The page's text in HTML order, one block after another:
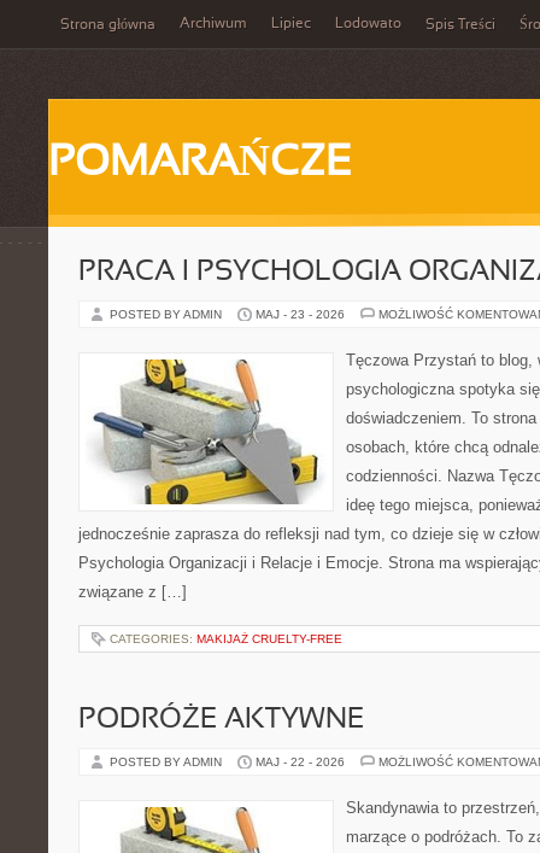
Strona główna Archiwum Lipiec Lodowato Spis Treści
POMARAŃCZE
PRACA I PSYCHOLOGIA
POSTED BY ADMIN MAJ - 23 - 2026 MOŻLIWOŚĆ
Tęczowa Przystań to blog,
psychologiczna spotyka
doświadczeniem. To
osobach, które chcą
codzienności. Nazwa
ideę tego miejsca,
jednocześnie zaprasza do refleksji nad tym, co dzieje się w
Psychologia Organizacji i Relacje i Emocje. Strona ma
związane z […]
CATEGORIES: MAKIJAŻ CRUELTY-FREE
PODRÓŻE AKTYWNE
POSTED BY ADMIN MAJ - 22 - 2026 MOŻLIWOŚĆ
Skandynawia to
marzące o podróżach. To